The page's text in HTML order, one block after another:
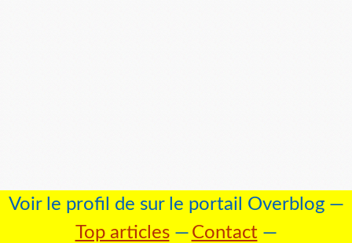
Voir le profil de sur le portail Overblog
Top articles
Contact